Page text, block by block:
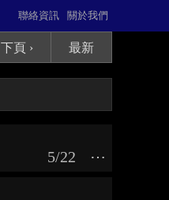
關於我們
聯絡資訊
下頁 › 最新
⋯
5/22